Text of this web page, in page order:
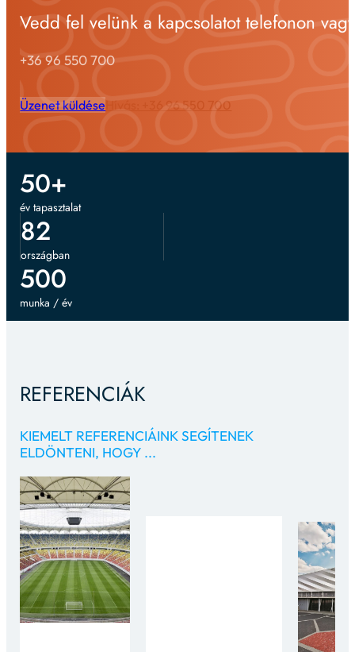
Vedd fel velünk a kapcsolatot telefonon
+36 96 550 700
Üzenet küldéseHívás: +36 96 550 700
50+
év tapasztalat
82
országban
500
munka / év
REFERENCIÁK
KIEMELT REFERENCIÁINK SEGÍTENEK
ELDÖNTENI, HOGY ...